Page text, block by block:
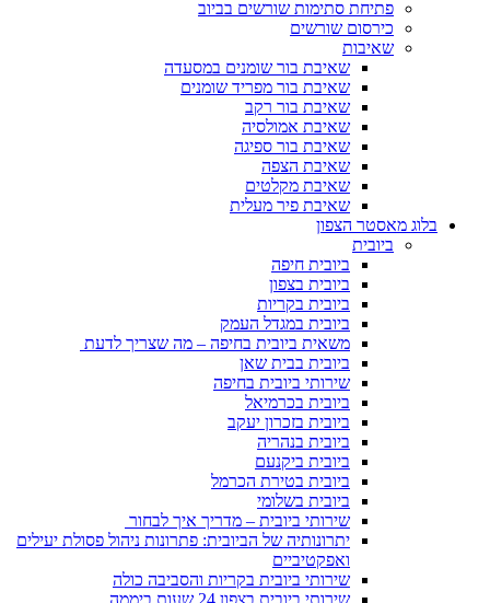
פתיחת סתימות שורשים בביוב
כירסום שורשים
שאיבות
שאיבת בור שומנים במסעדה
שאיבת בור מפריד שומנים
שאיבת בור רקב
שאיבת אמולסיה
שאיבת בור ספיגה
שאיבת הצפה
שאיבת מקלטים
שאיבת פיר מעלית
בלוג מאסטר הצפון
ביובית
ביובית חיפה
ביובית בצפון
ביובית בקריות
ביובית במגדל העמק
משאית ביובית בחיפה – מה שצריך לדעת
ביובית בבית שאן
שירותי ביובית בחיפה
ביובית בכרמיאל
ביובית בזכרון יעקב
ביובית בנהריה
ביובית ביקנעם
ביובית בטירת הכרמל
ביובית בשלומי
שירותי ביובית – מדריך איך לבחור
יתרונותיה של הביובית: פתרונות ניהול פסולת יעילים
ואפקטיביים
שירותי ביובית בקריות והסביבה כולה
שירותי ביובית בצפון 24 שעות ביממה